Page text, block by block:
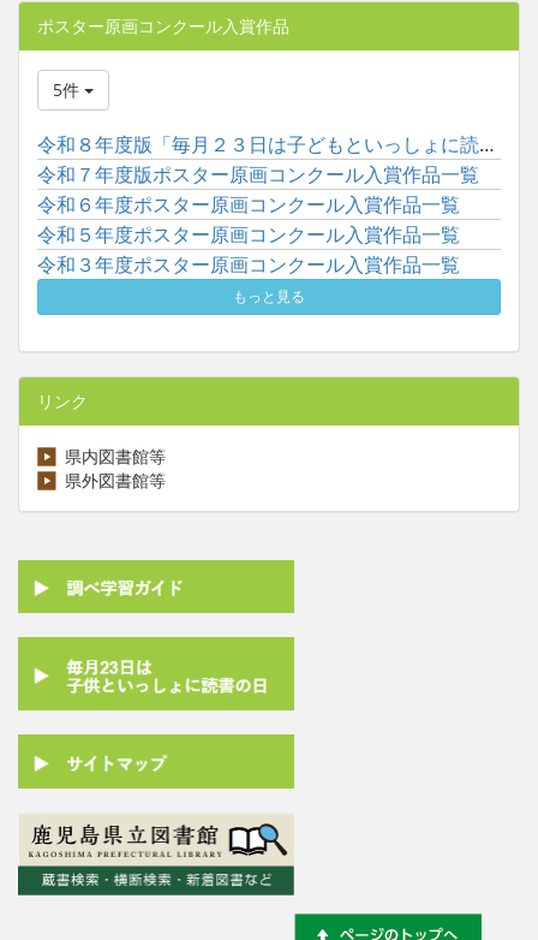
ポスター原画コンクール入賞作品
5件
令和８年度版「毎月２３日は子どもといっしょに読書の日」ポスタ...
令和７年度版ポスター原画コンクール入賞作品一覧
令和６年度ポスター原画コンクール入賞作品一覧
令和５年度ポスター原画コンクール入賞作品一覧
令和３年度ポスター原画コンクール入賞作品一覧
もっと見る
リンク
県内図書館等
県外図書館等